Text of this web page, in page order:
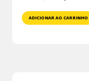
ADICIONAR AO CARRINHO